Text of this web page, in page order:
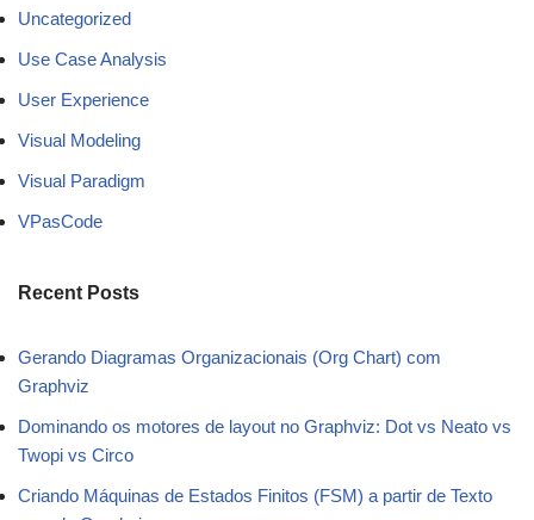
Uncategorized
Use Case Analysis
User Experience
Visual Modeling
Visual Paradigm
VPasCode
Recent Posts
Gerando Diagramas Organizacionais (Org Chart) com
Graphviz
Dominando os motores de layout no Graphviz: Dot vs Neato vs
Twopi vs Circo
Criando Máquinas de Estados Finitos (FSM) a partir de Texto